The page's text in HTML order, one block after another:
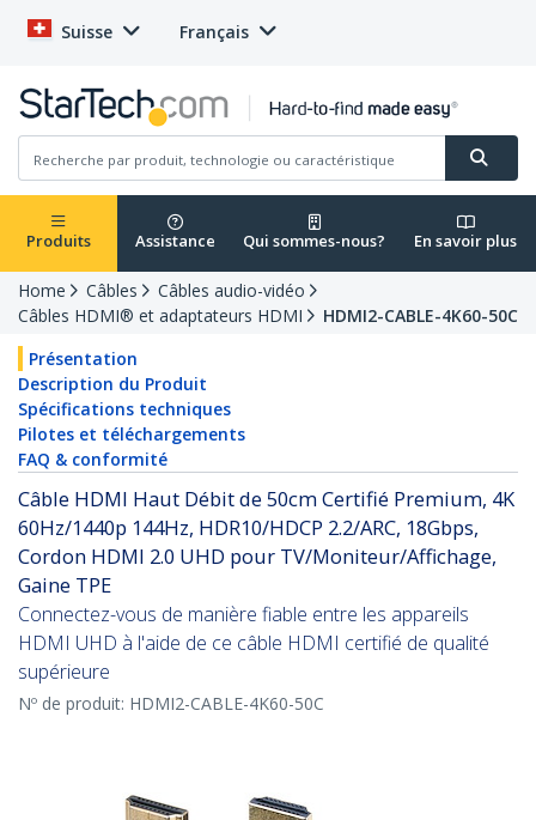
Suisse Français
Produits Assistance Qui sommes-nous? En savoir plus
Home Câbles
Câbles audio-vidéo
Câbles HDMI® et adaptateurs HDMI
HDMI2-CABLE-4K60-50C
Présentation
Description du Produit
Spécifications techniques
Pilotes et téléchargements
FAQ & conformité
Câble HDMI Haut Débit de 50cm Certifié Premium, 4K
60Hz/1440p 144Hz, HDR10/HDCP 2.2/ARC, 18Gbps,
Cordon HDMI 2.0 UHD pour TV/Moniteur/Affichage,
Gaine TPE
Connectez-vous de manière fiable entre les appareils
HDMI UHD à l'aide de ce câble HDMI certifié de qualité
supérieure
Nº de produit: HDMI2-CABLE-4K60-50C